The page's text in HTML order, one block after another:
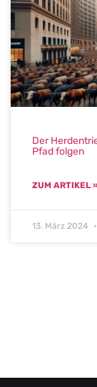
Der
Pfad folgen
ZUM ARTIKEL »
13. März 2024